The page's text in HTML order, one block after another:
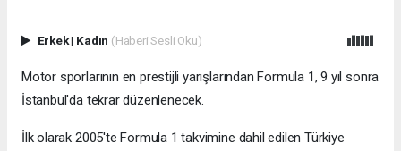
Erkek| Kadın (Haberi Sesli Oku)
Motor sporlarının en prestijli yarışlarından Formula 1, 9 yıl sonra
İstanbul'da tekrar düzenlenecek.
İlk olarak 2005'te Formula 1 takvimine dahil edilen Türkiye